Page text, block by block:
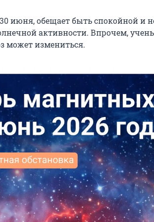
июня, обещает быть спокойной и
активности. Впрочем,
может измениться.